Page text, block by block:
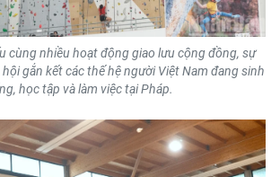
cùng nhiều hoạt động giao lưu cộng đồng, sự
gắn kết các thế hệ người Việt Nam đang sinh
học tập và làm việc tại Pháp.